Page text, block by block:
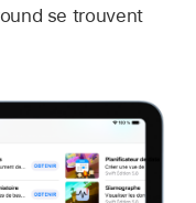
se trouvent